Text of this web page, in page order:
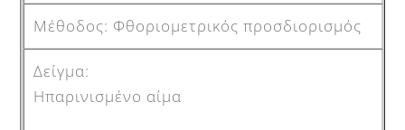
Φθοριομετρικός προσδιορισμός
Ηπαρινισμένο αίμα